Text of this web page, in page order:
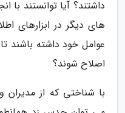
داشتند؟ آیا توانستند با
های دیگر در ابزارهای
عوامل خود داشته باشند تا
اصلاح شوند؟
با شناختی که از مدیران